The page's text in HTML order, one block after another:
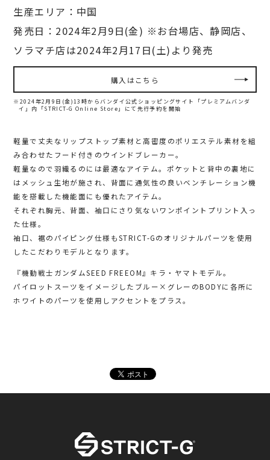
生産エリア：中国
発売日：2024年2月9日(金) ※お台場店、静岡店、
ソラマチ店は2024年2月17日(土)より発売
購入はこちら
※2024年2月9日(金)13時からバンダイ公式ショッピングサイト「プレミアムバンダ
イ」内
「STRICT-G Online Store」にて先行予約を開始
軽量で丈夫なリップストップ素材と高密度のポリエステル素材を組
み合わせたフード付きのウインドブレーカー。
軽量なので羽織るのには最適なアイテム。ポケットと背中の裏地に
はメッシュ生地が施され、背面に通気性の良いベンチレーション機
能を搭載した機能面にも優れたアイテム。
それぞれ胸元、背面、袖口にさり気ないワンポイントプリント入っ
た仕様。
袖口、裾のパイピング仕様もSTRICT-Gのオリジナルパーツを使用
したこだわりモデルとなります。
『機動戦士ガンダムSEED FREEOM』キラ・ヤマトモデル。
パイロットスーツをイメージしたブルー×グレーのBODYに各所に
ホワイトのパーツを使用しアクセントをプラス。